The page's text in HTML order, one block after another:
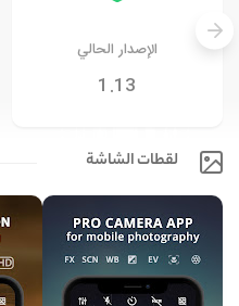
الإصدار الحالي
1.13
لقطات الشاشة